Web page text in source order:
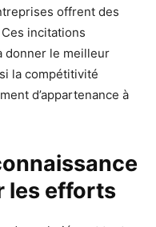
offrent des
Ces incitations
donner le meilleur
la compétitivité
d’appartenance à
les efforts